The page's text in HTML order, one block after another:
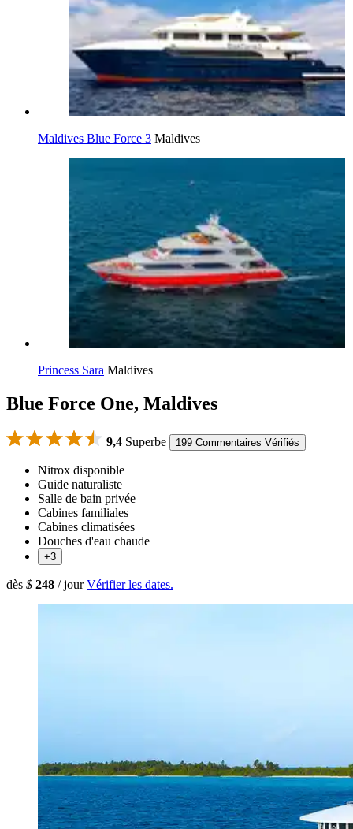
Maldives Blue Force 3 Maldives
Princess Sara Maldives
Blue Force One, Maldives
9,4 Superbe 199 Commentaires Vérifiés
Nitrox disponible
Guide naturaliste
Salle de bain privée
Cabines familiales
Cabines climatisées
Douches d'eau chaude
+3
dès $ 248 / jour Vérifier les dates.